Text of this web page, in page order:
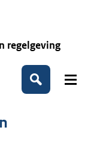
regelgeving
Zoeken